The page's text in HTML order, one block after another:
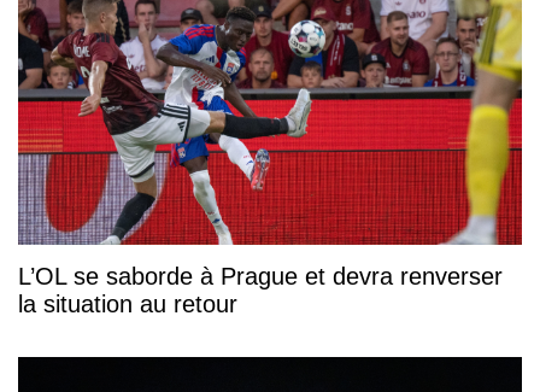
L’OL se saborde à Prague et devra renverser
la situation au retour